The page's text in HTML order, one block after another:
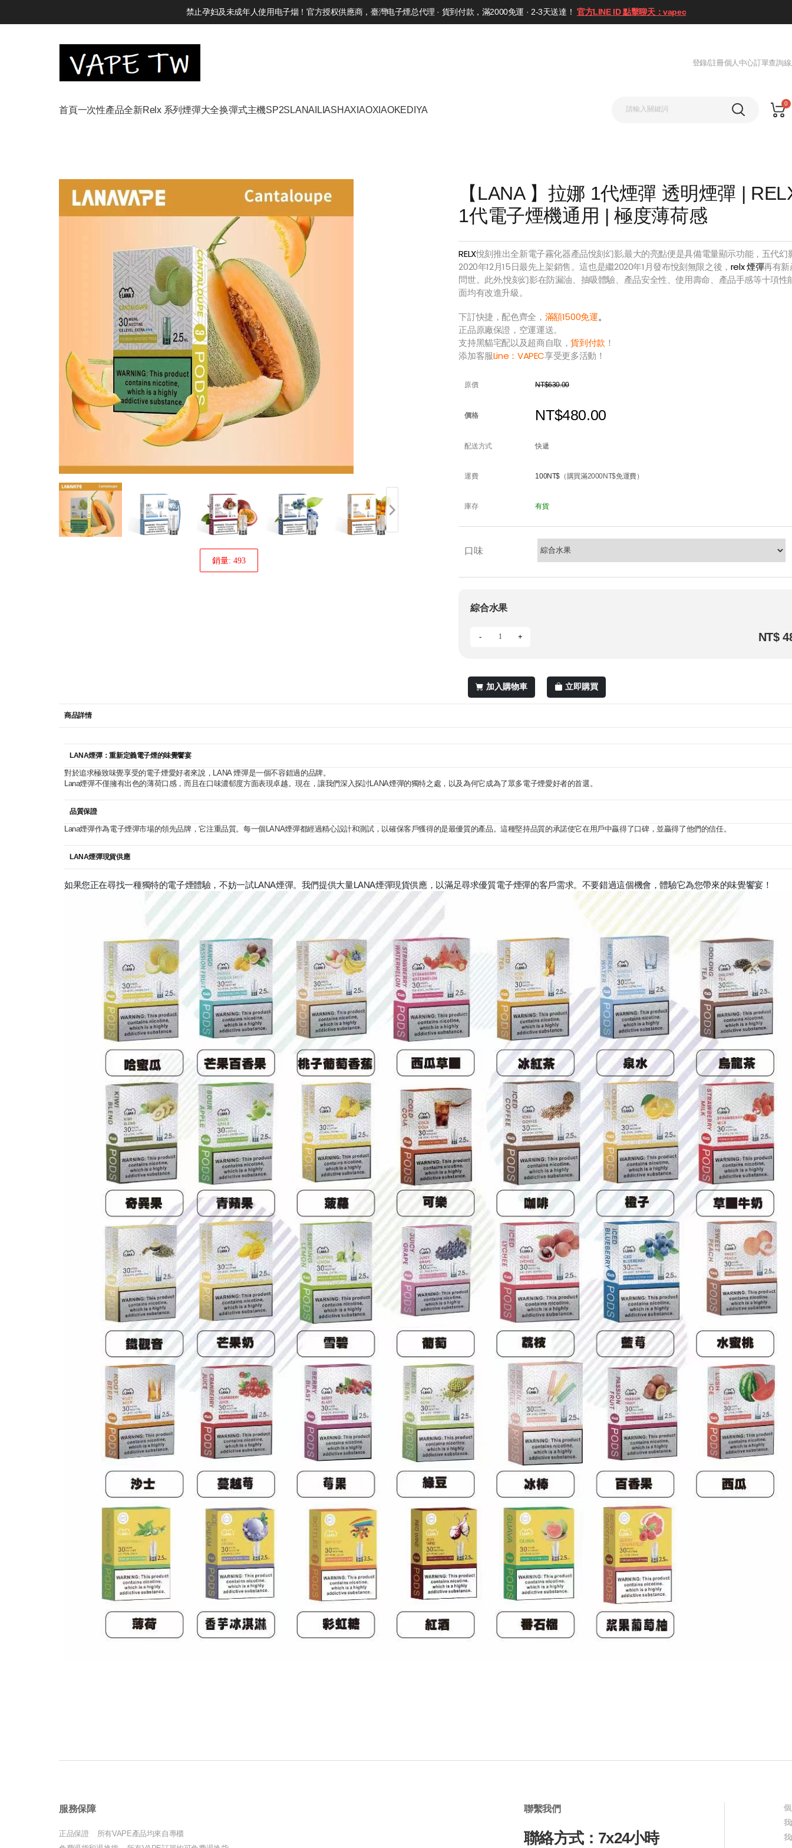
禁止孕妇及未成年人使用电子烟！官方授权供應商，臺灣电子煙总代理 · 貨到付款，滿2000免運 · 2-3天送達！ 官方LINE ID 點擊聊天：vapec
登錄/註冊個人中心訂單查詢
首頁一次性產品全新Relx 系列煙彈大全换彈式主機SP2S LANA ILIASHAXIAOXIAOKEDIYA
0
銷量: 493
【LANA 】拉娜 1代煙彈 透明煙彈 |
1代電子煙機通用 | 極度薄荷感
RELX悅刻推出全新電子霧化器產品悅刻幻影,最大的亮點便是具備電量顯示功能，五代幻
2020年12月15日最先上架銷售。這也是繼2020年1月發布悅刻無限之後， relx 煙彈再有新
問世。此外,悅刻幻影在防漏油、抽吸體驗、產品安全性、使用壽命、產品手感等十項性
面均有改進升級。
下訂快捷，配色齊全， 滿額1500免運。
正品原廠保證，空運運送。
支持黑貓宅配以及超商自取，貨到付款 ！
添加客服Line： VAPEC享受更多活動！
原價 NT$630.00
價格 NT$480.00
配送方式 快遞
運費 100NT$ （購買滿2000NT$免運費）
庫存 有貨
口味
綜合水果
- + NT$
加入購物車 立即購買
商品詳情
LANA煙彈：重新定義電子煙的味覺饗宴
對於追求極致味覺享受的電子煙愛好者來說，LANA 煙彈是一個不容錯過的品牌。
Lana煙彈不僅擁有出色的薄荷口感，而且在口味濃郁度方面表現卓越。現在，讓我們深入探討LANA煙彈的獨特之處，以及為何它成為了眾多電子煙愛好者的首選。
品質保證
Lana煙彈作為電子煙彈市場的領先品牌，它注重品質。每一個LANA煙彈都經過精心設計和測試，以確保客戶獲得的是最優質的產品。這種堅持品質的承諾使它在用戶中贏得了口碑，並贏得了他們的信任。
LANA煙彈現貨供應
如果您正在尋找一種獨特的電子煙體驗，不妨一試LANA煙彈。我們提供大量LANA煙彈現貨供應，以滿足尋求優質電子煙彈的客戶需求。不要錯過這個機會，體驗它為您帶來的味覺饗宴！
服務保障
正品保證 所有VAPE產品均來自專櫃
聯繫我們
聯絡方式：7x24小時